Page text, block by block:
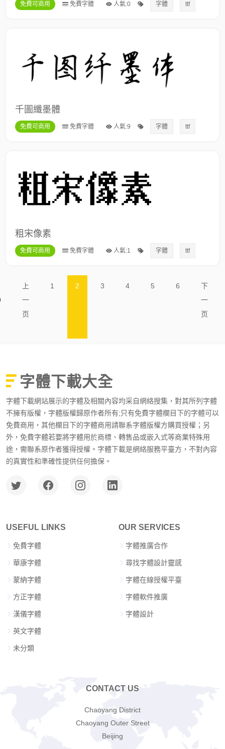
免費可商用 免費字體 人氣:0 字體 ttf
千圖纖墨體
免費可商用 免費字體 人氣:9 字體 ttf
粗宋像素
免費可商用 免費字體 人氣:1 字體 ttf
上
一
页
1 2 3 4 5 6
下
一
页
字體下載大全
字體下載網站展示的字體及相關內容均采自網絡搜集，對其所列字體
不擁有版權，字體版權歸原作者所有;只有免費字體欄目下的字體可以
免費商用，其他欄目下的字體商用請聯系字體版權方購買授權；另
外，免費字體若要將字體用於商標、轉售品或嵌入式等商業特殊用
途，需聯系原作者獲得授權。字體下載是網絡服務平臺方，不對內容
的真實性和準確性提供任何擔保。
USEFUL LINKS
免費字體
華康字體
蒙納字體
方正字體
漢儀字體
英文字體
未分類
OUR SERVICES
字體推廣合作
尋找字體設計靈感
字體在線授權平臺
字體軟件推廣
字體設計
CONTACT US
Chaoyang District
Chaoyang Outer Street
Beijing